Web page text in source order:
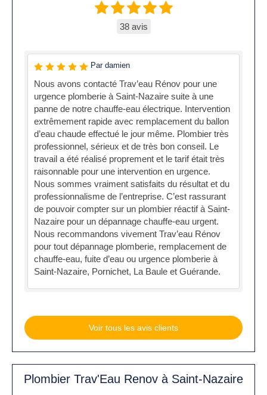
38 avis
Par damien
Nous avons contacté Trav’eau Rénov pour une
urgence plomberie à Saint-Nazaire suite à une
panne de notre chauffe-eau électrique. Intervention
extrêmement rapide avec remplacement du ballon
d’eau chaude effectué le jour même. Plombier très
professionnel, sérieux et de très bon conseil. Le
travail a été réalisé proprement et le tarif était très
raisonnable pour une intervention en urgence.
Nous sommes vraiment satisfaits du résultat et du
professionnalisme de l’entreprise. C’est rassurant
de pouvoir compter sur un plombier réactif à Saint-
Nazaire pour un dépannage chauffe-eau urgent.
Nous recommandons vivement Trav’eau Rénov
pour tout dépannage plomberie, remplacement de
chauffe-eau, fuite d’eau ou urgence plomberie à
Saint-Nazaire, Pornichet, La Baule et Guérande.
Voir tous les avis clients
Plombier Trav'Eau Renov à Saint-Nazaire